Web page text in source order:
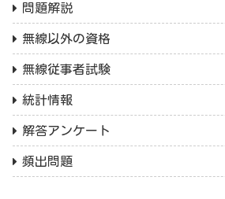
問題解説
無線以外の資格
無線従事者試験
統計情報
解答アンケート
頻出問題